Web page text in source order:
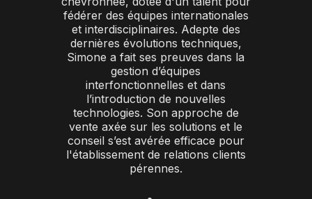
fédérer des équipes internationales
et interdisciplinaires. Adepte des
dernières évolutions techniques,
Simone a fait ses preuves dans la
gestion d’équipes
interfonctionnelles et dans
l’introduction de nouvelles
technologies. Son approche de
vente axée sur les solutions et le
conseil s’est avérée efficace pour
l'établissement de relations clients
pérennes.